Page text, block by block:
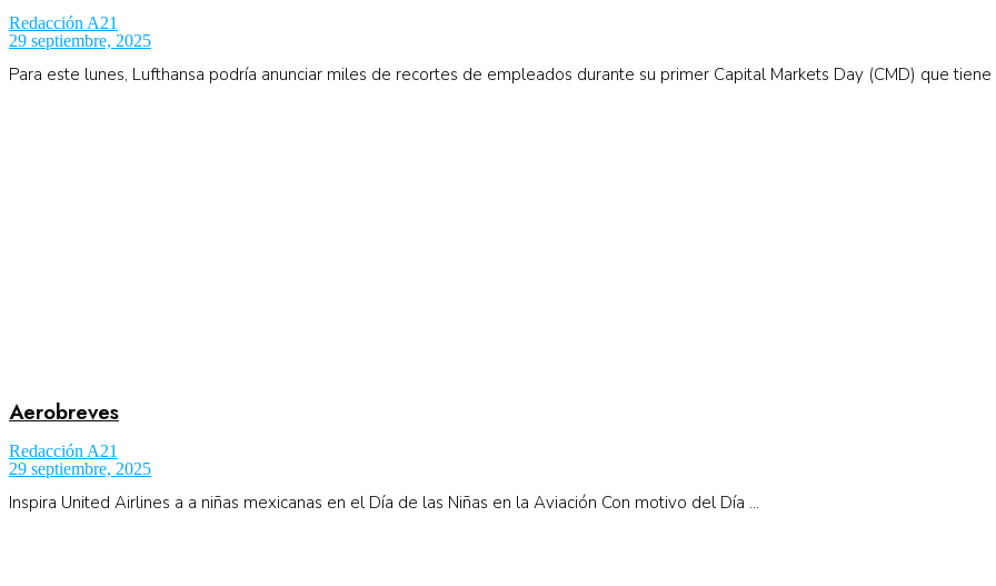
Redacción A21
29 septiembre, 2025
Para este lunes, Lufthansa podría anunciar miles de recortes de empleados durante su primer Capital Markets Day (CMD) que tiene
Aerobreves
Redacción A21
29 septiembre, 2025
Inspira United Airlines a a niñas mexicanas en el Día de las Niñas en la Aviación Con motivo del Día ...